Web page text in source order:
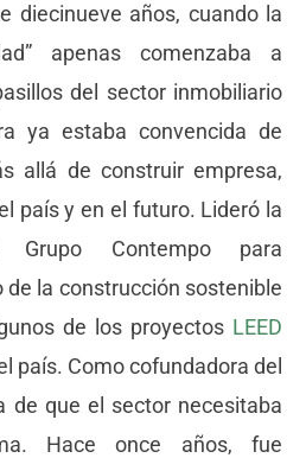
diecinueve años, cuando la
apenas comenzaba a
del sector inmobiliario
ya estaba convencida de
allá de construir empresa,
país y en el futuro. Lideró la
Grupo Contempo para
la construcción sostenible
de los proyectos LEED
país. Como cofundadora del
de que el sector necesitaba
Hace once años, fue